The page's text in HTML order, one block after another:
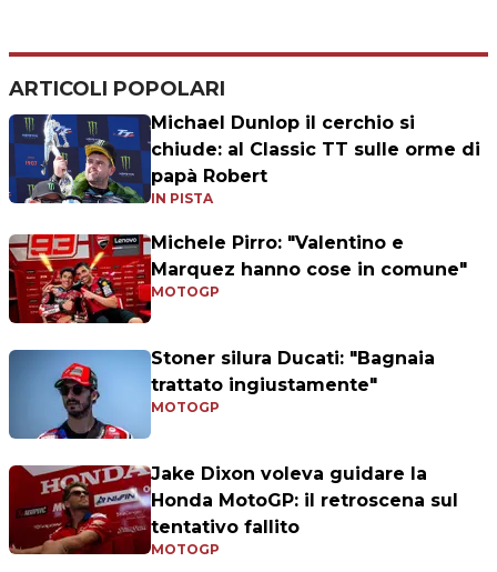
ARTICOLI POPOLARI
Michael Dunlop il cerchio si
chiude: al Classic TT sulle orme di
papà Robert
IN PISTA
Michele Pirro: "Valentino e
Marquez hanno cose in comune"
MOTOGP
Stoner silura Ducati: "Bagnaia
trattato ingiustamente"
MOTOGP
Jake Dixon voleva guidare la
Honda MotoGP: il retroscena sul
tentativo fallito
MOTOGP